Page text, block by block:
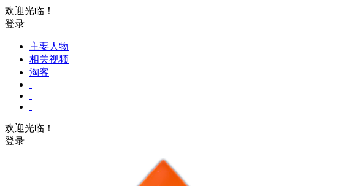
欢迎光临！
登录
主要人物
相关视频
淘客
欢迎光临！
登录